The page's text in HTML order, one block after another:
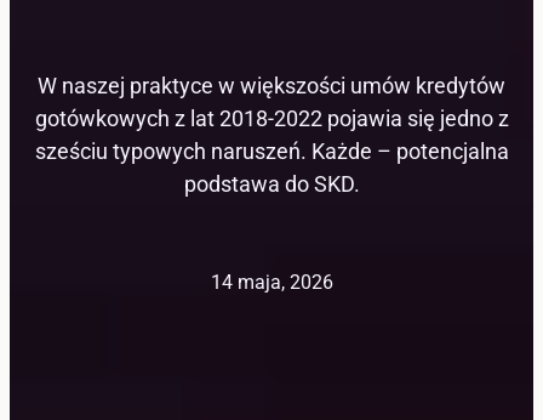
W naszej praktyce w większości umów kredytów
gotówkowych z lat 2018-2022 pojawia się jedno z
sześciu typowych naruszeń. Każde – potencjalna
podstawa do SKD.
14 maja, 2026